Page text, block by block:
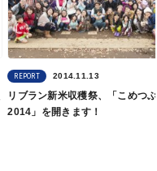
REPORT 2014.11.13
リブラン新米収穫祭、「こめつ
2014」を開きます！